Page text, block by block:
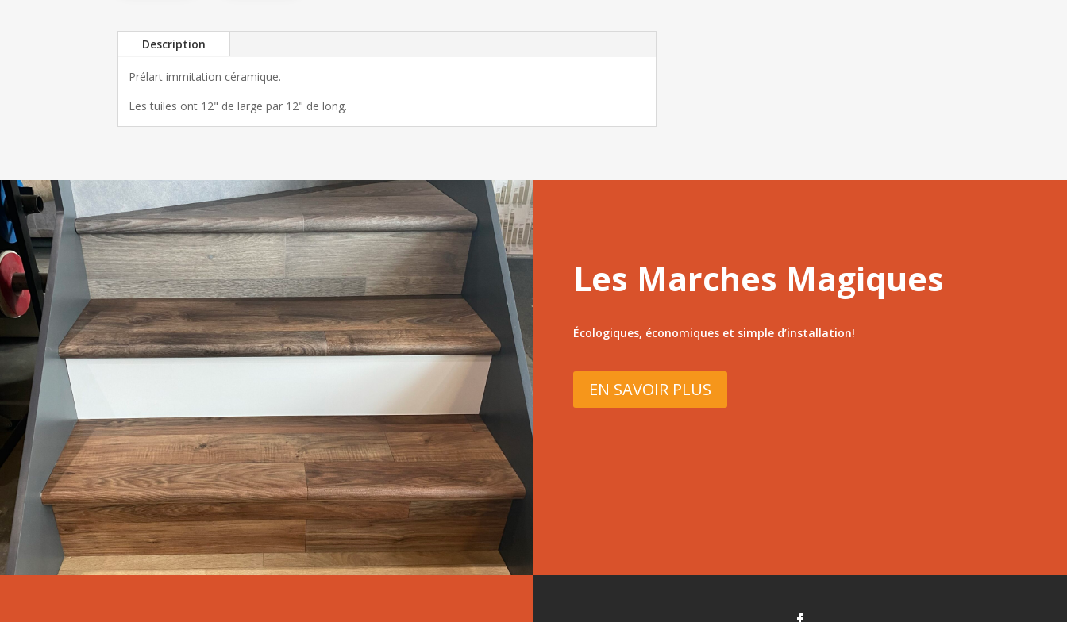
Description
Prélart immitation céramique.
Les tuiles ont 12" de large par 12" de long.
Les Marches Magiques
Écologiques, économiques et simple d’installation!
EN SAVOIR PLUS